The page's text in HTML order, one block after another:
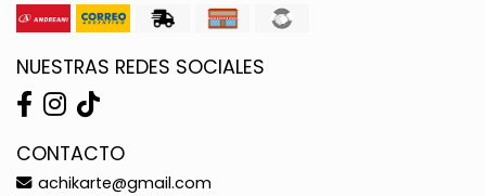
NUESTRAS REDES SOCIALES
CONTACTO
achikarte@gmail.com